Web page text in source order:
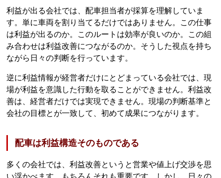
利益が出る会社では、配車担当者が採算を理解していま
す。単に車両を割り当てるだけではありません。この仕事
は利益が出るのか。このルートは効率が良いのか。この組
み合わせは利益改善につながるのか。そうした視点を持ち
ながら日々の判断を行っています。
逆に利益情報が経営者だけにとどまっている会社では、現
場が利益を意識した行動を取ることができません。利益改
善は、経営者だけでは実現できません。現場の判断基準と
会社の目標とが一致して、初めて成果につながります。
配車は利益構造そのものである
多くの会社では、利益改善というと営業や値上げ交渉を思
い浮かべます。もちろんそれも重要です。しかし、日々の